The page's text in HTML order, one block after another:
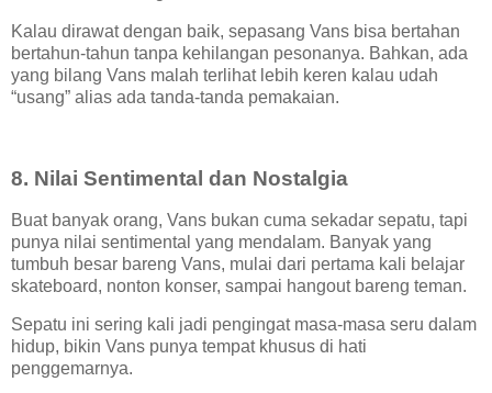
Kalau dirawat dengan baik, sepasang Vans bisa bertahan
bertahun-tahun tanpa kehilangan pesonanya. Bahkan, ada
yang bilang Vans malah terlihat lebih keren kalau udah
“usang” alias ada tanda-tanda pemakaian.
8. Nilai Sentimental dan Nostalgia
Buat banyak orang, Vans bukan cuma sekadar sepatu, tapi
punya nilai sentimental yang mendalam. Banyak yang
tumbuh besar bareng Vans, mulai dari pertama kali belajar
skateboard, nonton konser, sampai hangout bareng teman.
Sepatu ini sering kali jadi pengingat masa-masa seru dalam
hidup, bikin Vans punya tempat khusus di hati
penggemarnya.